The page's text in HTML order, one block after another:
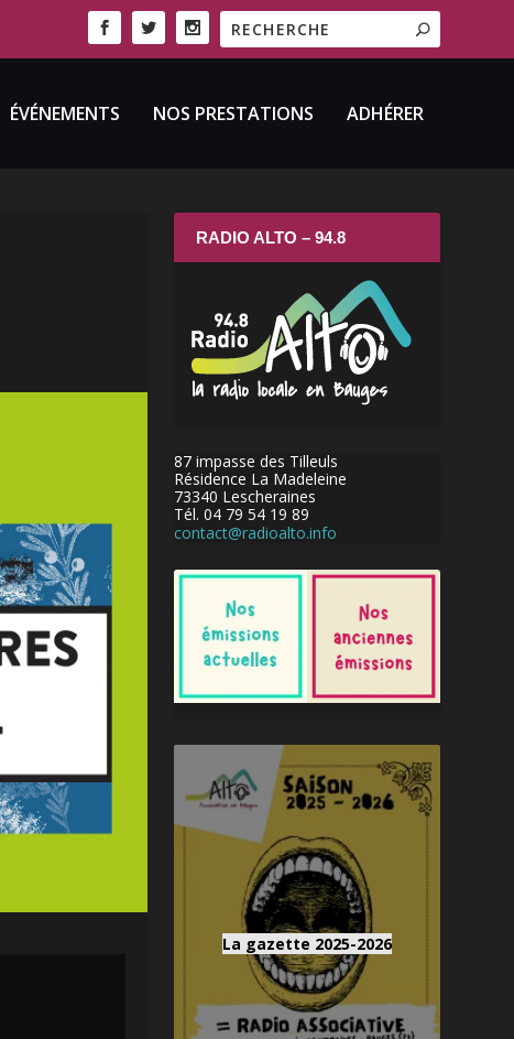
ÉVÉNEMENTS NOS PRESTATIONS ADHÉRER
RADIO ALTO – 94.8
87 impasse des Tilleuls
Résidence La Madeleine
73340 Lescheraines
Tél. 04 79 54 19 89
contact@radioalto.info
La gazette 2025-2026